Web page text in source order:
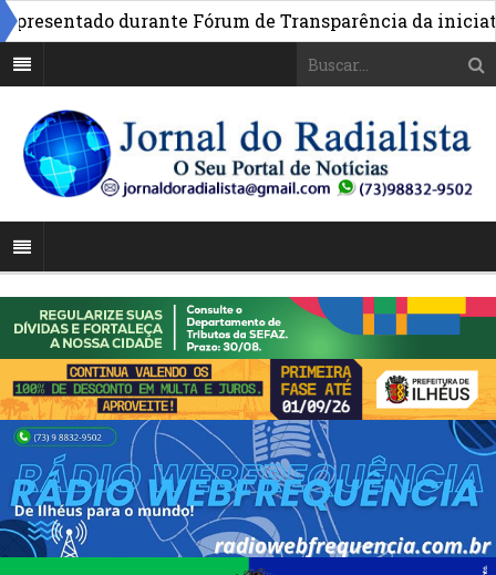
durante Fórum de Transparência da iniciativa